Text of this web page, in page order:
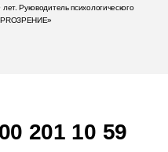
Руководитель психологического
201 10 59